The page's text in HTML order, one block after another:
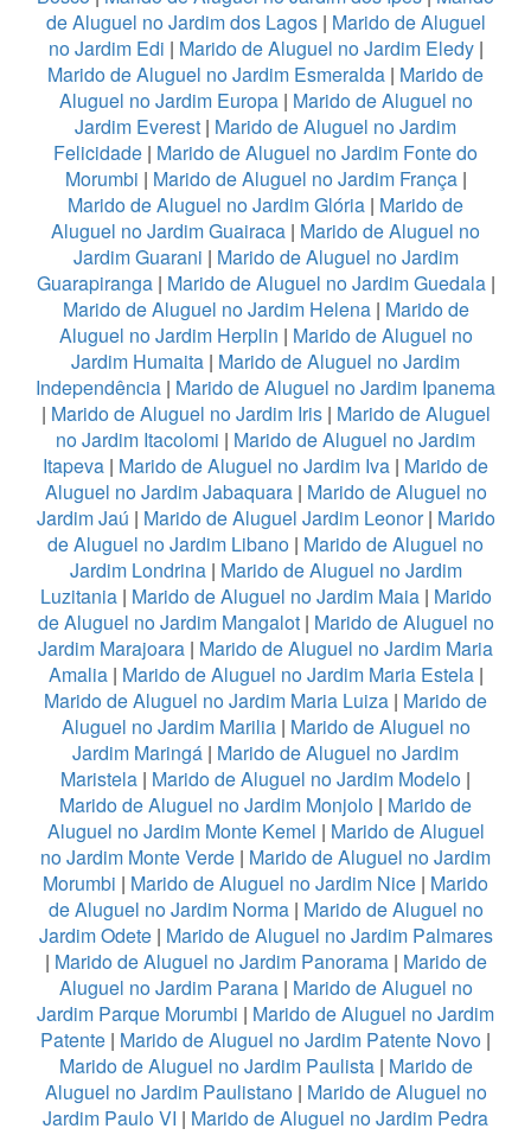
de Aluguel no Jardim dos Lagos| Marido de Aluguel
no Jardim Edi | Marido de Aluguel no Jardim Eledy|
Marido de Aluguel no Jardim Esmeralda | Marido de
Aluguel no Jardim Europa| Marido de Aluguel no
Jardim Everest | Marido de Aluguel no Jardim
Felicidade | Marido de Aluguel no Jardim Fonte do
Morumbi | Marido de Aluguel no Jardim França|
Marido de Aluguel no Jardim Glória | Marido de
Aluguel no Jardim Guairaca | Marido de Aluguel no
Jardim Guarani | Marido de Aluguel no Jardim
Guarapiranga| Marido de Aluguel no Jardim Guedala|
Marido de Aluguel no Jardim Helena| Marido de
Aluguel no Jardim Herplin | Marido de Aluguel no
Jardim Humaita | Marido de Aluguel no Jardim
Independência | Marido de Aluguel no Jardim Ipanema
| Marido de Aluguel no Jardim Iris| Marido de Aluguel
no Jardim Itacolomi | Marido de Aluguel no Jardim
Itapeva | Marido de Aluguel no Jardim Iva | Marido de
Aluguel no Jardim Jabaquara| Marido de Aluguel no
Jardim Jaú | Marido de Aluguel Jardim Leonor| Marido
de Aluguel no Jardim Libano | Marido de Aluguel no
Jardim Londrina| Marido de Aluguel no Jardim
Luzitania| Marido de Aluguel no Jardim Maia| Marido
de Aluguel no Jardim Mangalot| Marido de Aluguel no
Jardim Marajoara | Marido de Aluguel no Jardim Maria
Amalia| Marido de Aluguel no Jardim Maria Estela|
Marido de Aluguel no Jardim Maria Luiza | Marido de
Aluguel no Jardim Marilia| Marido de Aluguel no
Jardim Maringá | Marido de Aluguel no Jardim
Maristela | Marido de Aluguel no Jardim Modelo |
Marido de Aluguel no Jardim Monjolo | Marido de
Aluguel no Jardim Monte Kemel | Marido de Aluguel
no Jardim Monte Verde | Marido de Aluguel no Jardim
Morumbi | Marido de Aluguel no Jardim Nice | Marido
de Aluguel no Jardim Norma| Marido de Aluguel no
Jardim Odete| Marido de Aluguel no Jardim Palmares
| Marido de Aluguel no Jardim Panorama| Marido de
Aluguel no Jardim Parana| Marido de Aluguel no
Jardim Parque Morumbi | Marido de Aluguel no Jardim
Patente | Marido de Aluguel no Jardim Patente Novo |
Marido de Aluguel no Jardim Paulista| Marido de
Aluguel no Jardim Paulistano| Marido de Aluguel no
Jardim Paulo VI | Marido de Aluguel no Jardim Pedra